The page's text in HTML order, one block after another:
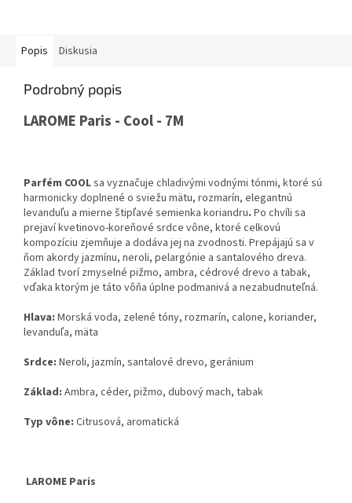
Popis Diskusia
Podrobný popis
LAROME Paris - Cool - 7M
Parfém COOLsa vyznačuje chladivými vodnými tónmi, ktoré sú
harmonicky doplnené o sviežu mätu, rozmarín, elegantnú
levanduľu a mierne štipľavé semienka koriandru. Po chvíli sa
prejaví kvetinovo-koreňové srdce vône, ktoré celkovú
kompozíciu zjemňuje a dodáva jej na zvodnosti. Prepájajú sa v
ňom akordy jazmínu, neroli, pelargónie a santalového dreva.
Základ tvorí zmyselné pižmo, ambra, cédrové drevo a tabak,
vďaka ktorým je táto vôňa úplne podmanivá a nezabudnuteľná.
Hlava: Morská voda, zelené tóny, rozmarín, calone, koriander,
levanduľa, mäta
Srdce: Neroli, jazmín, santalové drevo, geránium
Základ: Ambra, céder, pižmo, dubový mach, tabak
Typ vône: Citrusová, aromatická
LAROME Paris